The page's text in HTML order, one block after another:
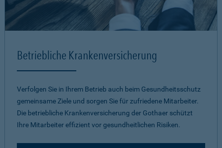
Betriebliche Krankenversicherung
Verfolgen Sie in Ihrem Betrieb auch beim Gesundheitsschutz
gemeinsame Ziele und sorgen Sie für zufriedene Mitarbeiter.
Die betriebliche Krankenversicherung der Gothaer schützt
Ihre Mitarbeiter effizient vor gesundheitlichen Risiken.